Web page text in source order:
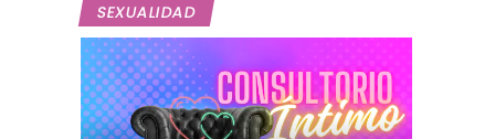
SEXUALIDAD